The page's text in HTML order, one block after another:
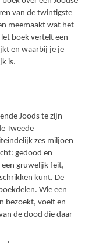
van de twintigste
meemaakt wat het
boek vertelt een
en waarbij je je
is.
Joods te zijn
Tweede
zes miljoen
gedood en
een gruwelijk feit,
kunt. De
Wie een
bezoekt, voelt en
de dood die daar